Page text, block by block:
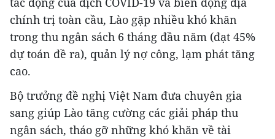
chính trị toàn cầu, Lào gặp nhiều khó khăn
trong thu ngân sách 6 tháng đầu năm (đạt 45%
dự toán đề ra), quản lý nợ công, lạm phát tăng
cao.
Bộ trưởng đề nghị Việt Nam đưa chuyên gia
sang giúp Lào tăng cường các giải pháp thu
ngân sách, tháo gỡ những khó khăn về tài